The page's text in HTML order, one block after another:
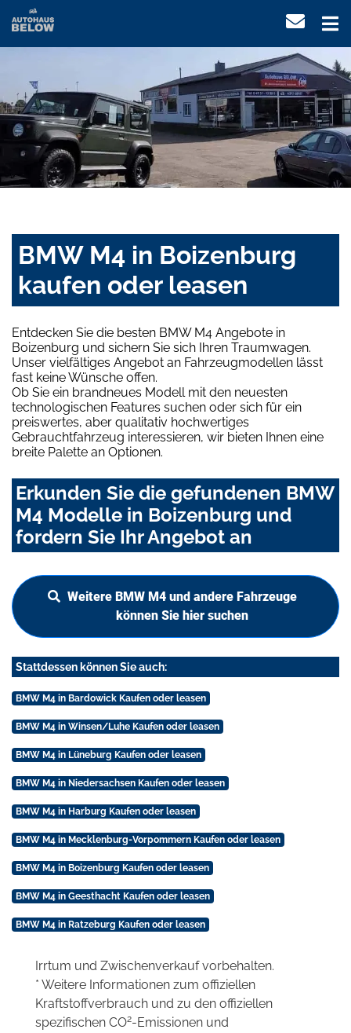
BMW M4 in Boizenburg
kaufen oder leasen
Entdecken Sie die besten BMW M4 Angebote in
Boizenburg und sichern Sie sich Ihren Traumwagen.
Unser vielfältiges Angebot an Fahrzeugmodellen lässt
fast keine Wünsche offen.
Ob Sie ein brandneues Modell mit den neuesten
technologischen Features suchen oder sich für ein
preiswertes, aber qualitativ hochwertiges
Gebrauchtfahrzeug interessieren, wir bieten Ihnen eine
breite Palette an Optionen.
Erkunden Sie die gefundenen BMW
M4 Modelle in Boizenburg und
fordern Sie Ihr Angebot an
Weitere BMW M4 und andere Fahrzeuge
können Sie hier suchen
Stattdessen können Sie auch:
BMW M4 in Bardowick Kaufen oder leasen
BMW M4 in Winsen/Luhe Kaufen oder leasen
BMW M4 in Lüneburg Kaufen oder leasen
BMW M4 in Niedersachsen Kaufen oder leasen
BMW M4 in Harburg Kaufen oder leasen
BMW M4 in Mecklenburg-Vorpommern Kaufen oder leasen
BMW M4 in Boizenburg Kaufen oder leasen
BMW M4 in Geesthacht Kaufen oder leasen
BMW M4 in Ratzeburg Kaufen oder leasen
Irrtum und Zwischenverkauf vorbehalten.
* Weitere Informationen zum offiziellen
Kraftstoffverbrauch und zu den offiziellen
spezifischen CO2-Emissionen und